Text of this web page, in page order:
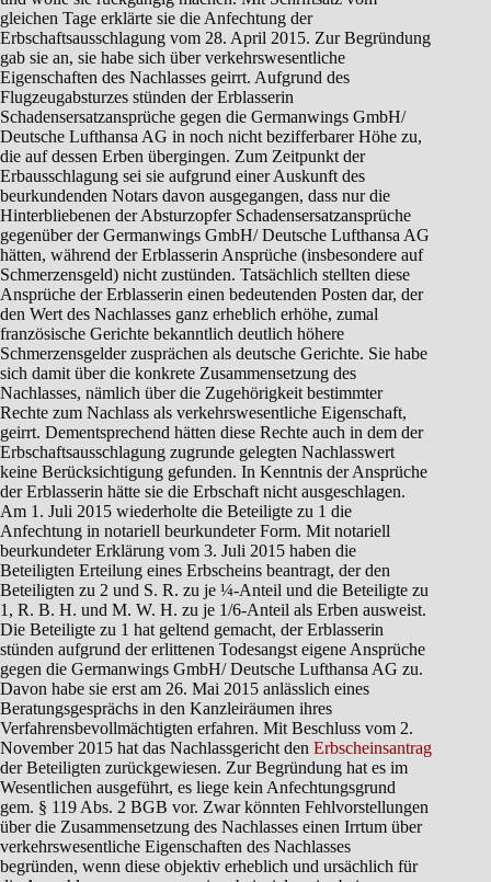
gleichen Tage erklärte sie die Anfechtung der
Erbschaftsausschlagung vom 28. April 2015. Zur Begründung
gab sie an, sie habe sich über verkehrswesentliche
Eigenschaften des Nachlasses geirrt. Aufgrund des
Flugzeugabsturzes stünden der Erblasserin
Schadensersatzansprüche gegen die Germanwings GmbH/
Deutsche Lufthansa AG in noch nicht bezifferbarer Höhe zu,
die auf dessen Erben übergingen. Zum Zeitpunkt der
Erbausschlagung sei sie aufgrund einer Auskunft des
beurkundenden Notars davon ausgegangen, dass nur die
Hinterbliebenen der Absturzopfer Schadensersatzansprüche
gegenüber der Germanwings GmbH/ Deutsche Lufthansa AG
hätten, während der Erblasserin Ansprüche (insbesondere auf
Schmerzensgeld) nicht zustünden. Tatsächlich stellten diese
Ansprüche der Erblasserin einen bedeutenden Posten dar, der
den Wert des Nachlasses ganz erheblich erhöhe, zumal
französische Gerichte bekanntlich deutlich höhere
Schmerzensgelder zusprächen als deutsche Gerichte. Sie habe
sich damit über die konkrete Zusammensetzung des
Nachlasses, nämlich über die Zugehörigkeit bestimmter
Rechte zum Nachlass als verkehrswesentliche Eigenschaft,
geirrt. Dementsprechend hätten diese Rechte auch in dem der
Erbschaftsausschlagung zugrunde gelegten Nachlasswert
keine Berücksichtigung gefunden. In Kenntnis der Ansprüche
der Erblasserin hätte sie die Erbschaft nicht ausgeschlagen.
Am 1. Juli 2015 wiederholte die Beteiligte zu 1 die
Anfechtung in notariell beurkundeter Form. Mit notariell
beurkundeter Erklärung vom 3. Juli 2015 haben die
Beteiligten Erteilung eines Erbscheins beantragt, der den
Beteiligten zu 2 und S. R. zu je ¼-Anteil und die Beteiligte zu
1, R. B. H. und M. W. H. zu je 1/6-Anteil als Erben ausweist.
Die Beteiligte zu 1 hat geltend gemacht, der Erblasserin
stünden aufgrund der erlittenen Todesangst eigene Ansprüche
gegen die Germanwings GmbH/ Deutsche Lufthansa AG zu.
Davon habe sie erst am 26. Mai 2015 anlässlich eines
Beratungsgesprächs in den Kanzleiräumen ihres
Verfahrensbevollmächtigten erfahren. Mit Beschluss vom 2.
November 2015 hat das Nachlassgericht den Erbscheinsantrag
der Beteiligten zurückgewiesen. Zur Begründung hat es im
Wesentlichen ausgeführt, es liege kein Anfechtungsgrund
gem. § 119 Abs. 2 BGB vor. Zwar könnten Fehlvorstellungen
über die Zusammensetzung des Nachlasses einen Irrtum über
verkehrswesentliche Eigenschaften des Nachlasses
begründen, wenn diese objektiv erheblich und ursächlich für